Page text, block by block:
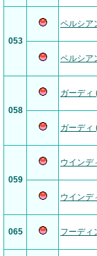
053
ペルシア
ペルシア
058
ガーディ
ガーディ
059
ウインデ
ウインデ
065 フーディ